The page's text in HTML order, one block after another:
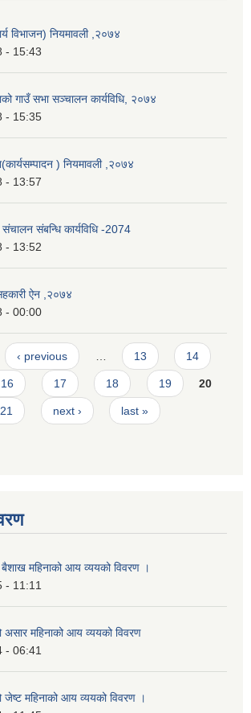
विभाजन) नियमावली ,२०७४
- 15:43
गाउँ सभा सञ्चालन कार्यविधि, २०७४
- 15:35
) नियमावली ,२०७४
- 13:57
संचालन संबन्धि कार्यविधि -2074
- 13:52
ऐन ,२०७४
- 00:00
‹ previous 13 14
16 17 18 19 20
21 next › last »
महिनाको आय व्ययको विवरण ।
- 11:11
महिनाको आय व्ययको विवरण
- 06:41
महिनाको आय व्ययको विवरण ।